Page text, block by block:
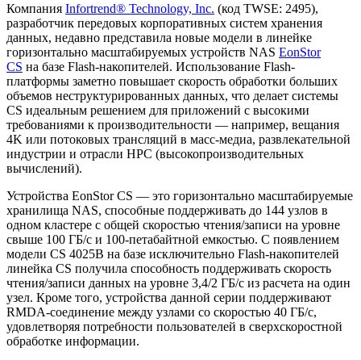
Компания Infortrend® Technology, Inc. (код TWSE: 2495),
разработчик передовых корпоративных систем хранения
данных, недавно представила новые модели в линейке
горизонтально масштабируемых устройств NAS EonStor
CS на базе Flash-накопителей. Использование Flash-
платформы заметно повышает скорость обработки больших
объемов неструктурированных данных, что делает системы
CS идеальным решением для приложений с высокими
требованиями к производительности — например, вещания
4K или потоковых трансляций в масс-медиа, развлекательной
индустрии и отрасли НРС (высокопроизводительных
вычислений).
Устройства EonStor CS — это горизонтально масштабируемые
хранилища NAS, способные поддерживать до 144 узлов в
одном кластере с общей скоростью чтения/записи на уровне
свыше 100 ГБ/с и 100-петабайтной емкостью. С появлением
модели СS 4025В на базе исключительно Flash-накопителей
линейка CS получила способность поддерживать скорость
чтения/записи данных на уровне 3,4/2 ГБ/с из расчета на один
узел. Кроме того, устройства данной серии поддерживают
RMDA-соединение между узлами со скоростью 40 ГБ/с,
удовлетворяя потребности пользователей в сверхскоростной
обработке информации.